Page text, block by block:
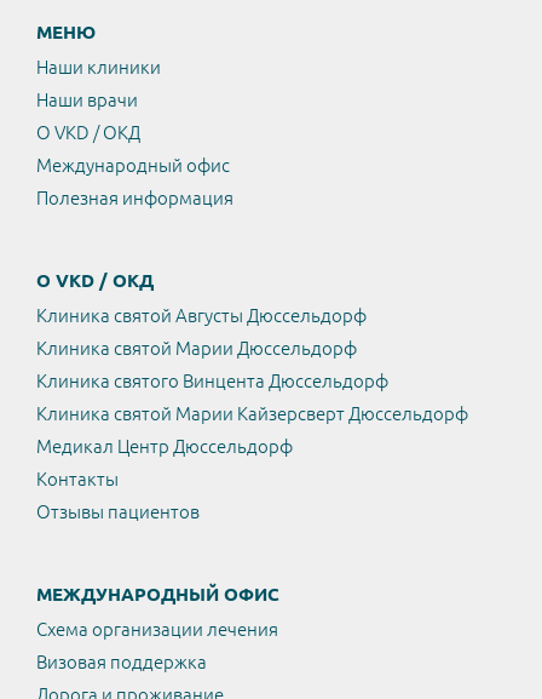
МЕНЮ
Наши клиники
Наши врачи
О VKD / ОКД
Международный офис
Полезная информация
О VKD / ОКД
Клиника святой Августы Дюссельдорф
Клиника святой Марии Дюссельдорф
Клиника святого Винцента Дюссельдорф
Клиника святой Марии Кайзерсверт Дюссельдорф
Медикал Центр Дюссельдорф
Контакты
Отзывы пациентов
МЕЖДУНАРОДНЫЙ ОФИС
Схема организации лечения
Визовая поддержка